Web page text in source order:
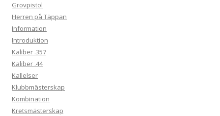
Grovpistol
Herren på Täppan
Information
Introduktion
Kaliber .357
Kaliber .44
Kallelser
Klubbmästerskap
Kombination
Kretsmästerskap